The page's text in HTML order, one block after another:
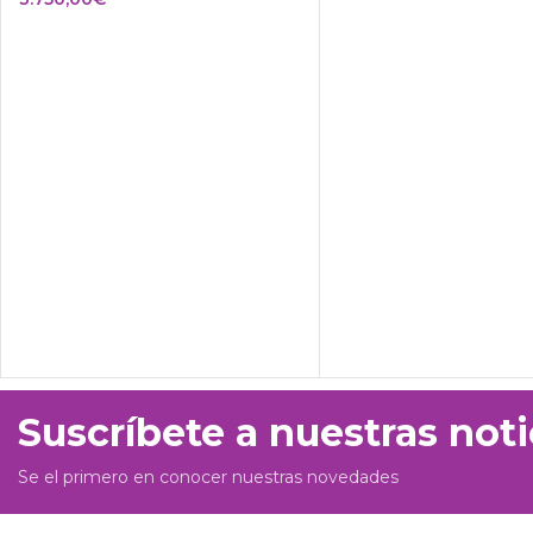
Suscríbete a nuestras
Se el primero en conocer nuestras novedades